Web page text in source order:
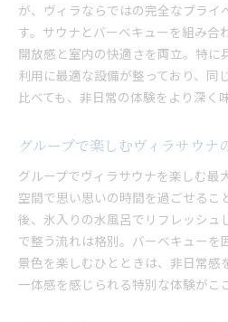
が、ヴィラならではの完全なプライ
す。サウナとバーベキューを組み合
開放感と室内の快適さを両立。特に
利用に最適な設備が整っており、同
比べても、非日常の体験をより深く
グループで楽しむヴィラサウナ
グループでヴィラサウナを楽しむ最
空間で思い思いの時間を過ごせるこ
後、氷入りの水風呂でリフレッシュ
で整う流れは格別。バーベキューを
景色を楽しむひとときは、非日常感
一体感を感じられる特別な体験がこ